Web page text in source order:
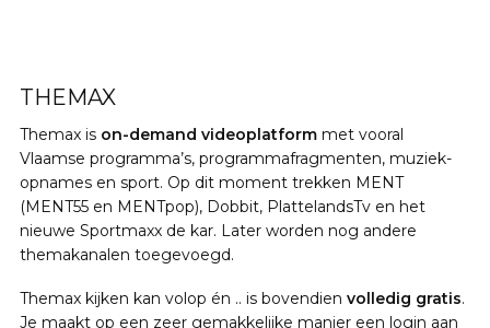
THEMAX
Themax is on-demand videoplatform met vooral
Vlaamse programma’s, programmafragmenten, muziek-
opnames en sport. Op dit moment trekken MENT
(MENT55 en MENTpop), Dobbit, PlattelandsTv en het
nieuwe Sportmaxx de kar. Later worden nog andere
themakanalen toegevoegd.
Themax kijken kan volop én .. is bovendien volledig gratis.
Je maakt op een zeer gemakkelijke manier een login aan